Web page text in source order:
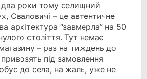
два роки тому селищний
Сваловичі – це автентичне
архітектура “завмерла” на 50
століття. Тут немає
– раз на тиждень до
під замовлення
до села, на жаль, уже не